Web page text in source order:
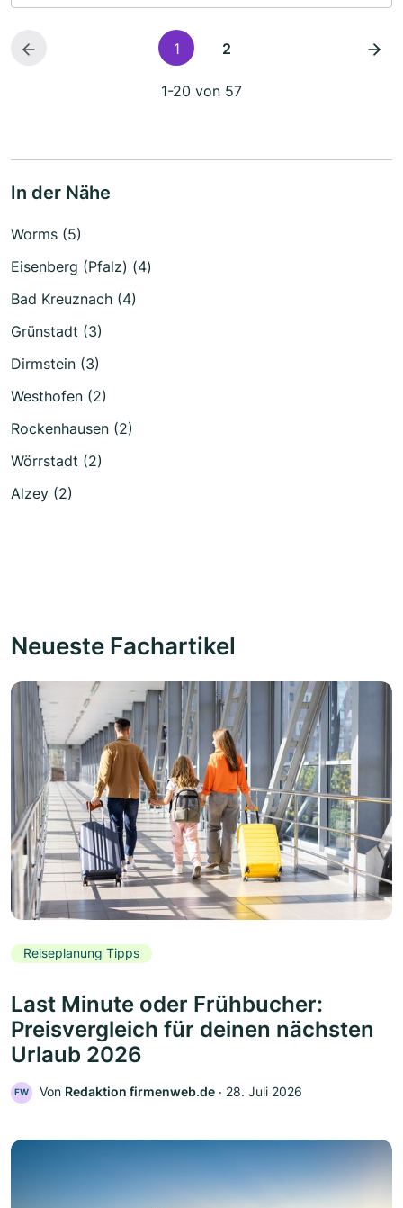
1 2
1-20 von 57
In der Nähe
Worms (5)
Eisenberg (Pfalz) (4)
Bad Kreuznach (4)
Grünstadt (3)
Dirmstein (3)
Westhofen (2)
Rockenhausen (2)
Wörrstadt (2)
Alzey (2)
Neueste Fachartikel
Reiseplanung Tipps
Last Minute oder Frühbucher:
Preisvergleich für deinen nächsten
Urlaub 2026
FW Von Redaktion firmenweb.de ‧ 28. Juli 2026